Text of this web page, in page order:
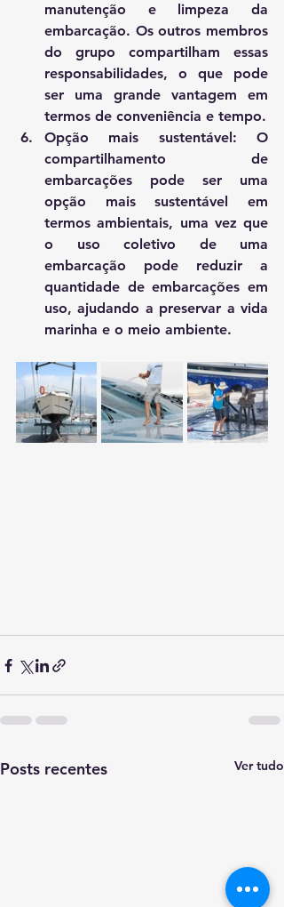
manutenção e limpeza da
embarcação. Os outros membros
do grupo compartilham essas
responsabilidades, o que pode
ser uma grande vantagem em
termos de conveniência e tempo.
Opção mais sustentável: O
compartilhamento de
embarcações pode ser uma
opção mais sustentável em
termos ambientais, uma vez que
o uso coletivo de uma
embarcação pode reduzir a
quantidade de embarcações em
uso, ajudando a preservar a vida
marinha e o meio ambiente.
Posts recentes Ver tudo